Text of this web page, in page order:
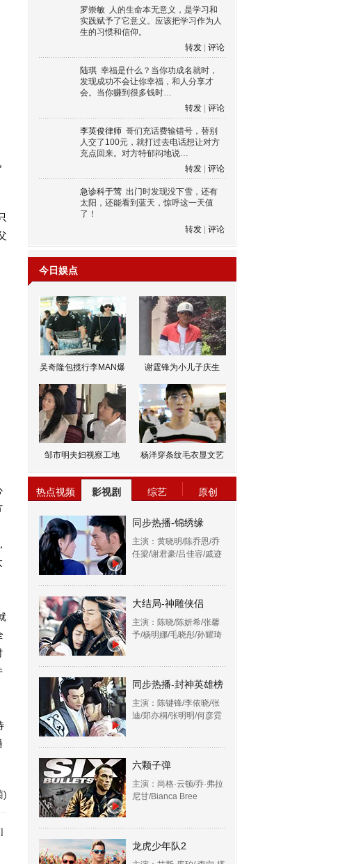
)
罗崇敏 人的生命本无意义，是学习和
实践赋予了它意义。应该把学习作为人
生的习惯和信仰。
转发
评论
陆琪 幸福是什么？当你功成名就时，
发现成功不会让你幸福，和人分享才
会。当你赚到很多钱时…
转发
评论
李英俊律师 哥们充话费输错号，替别
人交了100元，就打过去电话想让对方
充点回来。对方特郁闷地说…
转发
评论
急诊科于莺 出门时发现没下雪，还有
太阳，还能看到蓝天，惊呼这一天值
了！
转发
评论
今日娱点
吴奇隆包揽行李MAN爆 谢霆锋为小儿子庆生
邹市明夫妇视察工地 杨洋穿条纹毛衣显文艺
热点视频 影视剧 综艺 原创
同步热播-锦绣缘
主演：黄晓明/陈乔恩/乔
任梁/谢君豪/吕佳容/戚迹
大结局-神雕侠侣
主演：陈晓/陈妍希/张馨
予/杨明娜/毛晓彤/孙耀琦
同步热播-封神英雄榜
主演：陈键锋/李依晓/张
迪/郑亦桐/张明明/何彦霓
六颗子弹
主演：尚格·云顿/乔·弗拉
尼甘/Bianca Bree
龙虎少年队2